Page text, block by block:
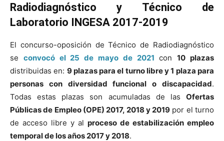
Radiodiagnóstico y Técnico de
Laboratorio INGESA 2017-2019
El concurso-oposición de Técnico de Radiodiagnóstico
se convocó el 25 de mayo de 2021 con10 plazas
distribuidas en: 9 plazas para el turno librey 1 plaza para
personas con diversidad funcional o discapacidad.
Todas estas plazas son acumuladas de las Ofertas
Públicas de Empleo (OPE) 2017, 2018 y 2019 por el turno
de acceso libre y al proceso de estabilización empleo
temporal de los años 2017 y 2018.